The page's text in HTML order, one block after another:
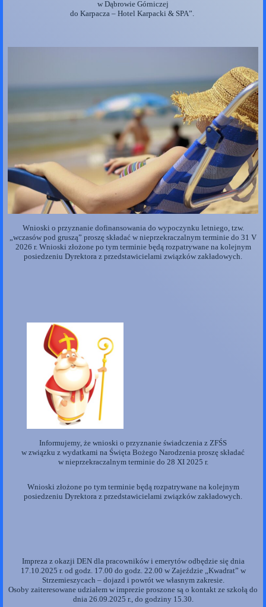
w Dąbrowie Górniczej
do Karpacza – Hotel Karpacki & SPA”.
Wnioski o przyznanie dofinansowania do wypoczynku letniego, tzw.
„wczasów pod gruszą” proszę składać w nieprzekraczalnym terminie do 31 V
2026 r. Wnioski złożone po tym terminie będą rozpatrywane na kolejnym
posiedzeniu Dyrektora z przedstawicielami związków zakładowych.
Informujemy, że wnioski o przyznanie świadczenia z ZFŚS
w związku z wydatkami na Święta Bożego Narodzenia proszę składać
w nieprzekraczalnym terminie do 28 XI 2025 r.
Wnioski złożone po tym terminie będą rozpatrywane na kolejnym
posiedzeniu Dyrektora z przedstawicielami związków zakładowych.
Impreza z okazji DEN dla pracowników i emerytów odbędzie się dnia
17.10.2025 r. od godz. 17.00 do godz. 22.00 w Zajeździe „Kwadrat” w
Strzemieszycach – dojazd i powrót we własnym zakresie.
Osoby zaiteresowane udziałem w imprezie proszone są o kontakt ze szkołą do
dnia 26.09.2025 r., do godziny 15.30.